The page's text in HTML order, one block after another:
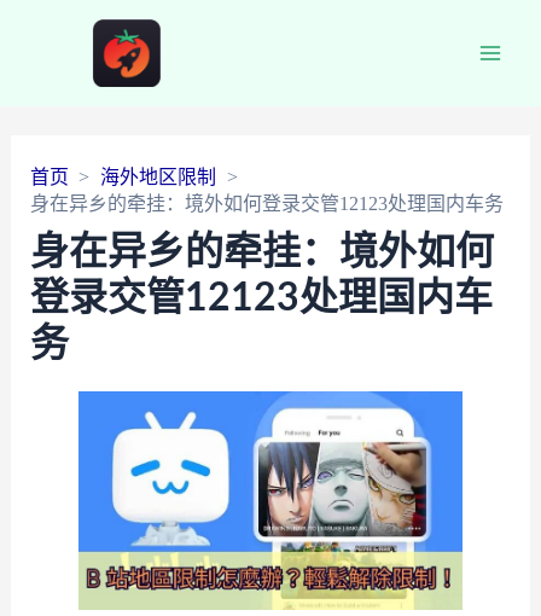
首页
海外地区限制
身在异乡的牵挂：境外如何登录交管12123处理国内车务
身在异乡的牵挂：境外如何
登录交管12123处理国内车
务